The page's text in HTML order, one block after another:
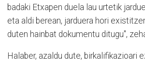
badaki Etxapen duela lau urtetik
eta aldi berean, jarduera hori
duten hainbat dokumentu ditugu",
Halaber, azaldu dute, birkalifikazioari